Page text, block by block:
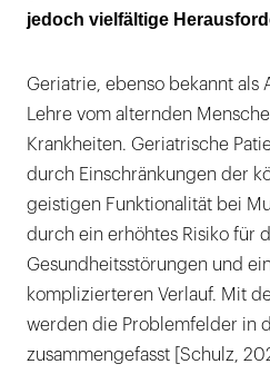
Kognitive und
Soziale
Ernährung und
Schmerz und
jedoch vielfältige
Geriatrie, ebenso bekannt als
Lehre vom alternden
Krankheiten. Geriatrische
durch Einschränkungen der
geistigen Funktionalität bei
durch ein erhöhtes Risiko für
Gesundheitsstörungen und
komplizierteren Verlauf. Mit
werden die Problemfelder in
zusammengefasst [Schulz,